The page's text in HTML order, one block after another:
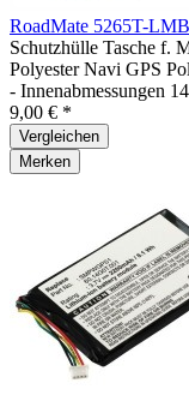
RoadMate 5265T-LMB
Schutzhülle Tasche f.
Polyester Navi GPS
- Innenabmessungen
9,00 € *
Vergleichen
Merken